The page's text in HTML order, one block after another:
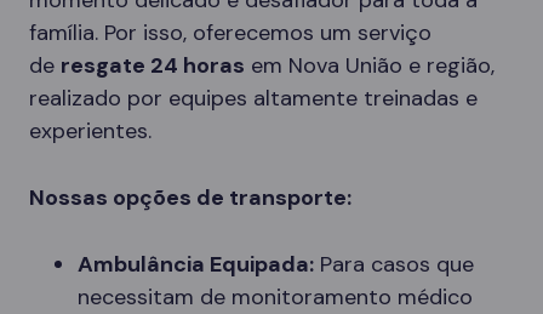
família. Por isso, oferecemos um serviço
de resgate 24 horas em Nova União e região,
realizado por equipes altamente treinadas e
experientes.
Nossas opções de transporte:
Ambulância Equipada: Para casos que
necessitam de monitoramento médico